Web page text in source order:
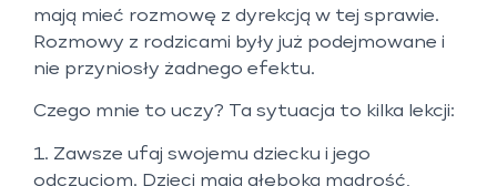
mają mieć rozmowę z dyrekcją w tej sprawie.
Rozmowy z rodzicami były już podejmowane i
nie przyniosły żadnego efektu.
Czego mnie to uczy? Ta sytuacja to kilka lekcji:
1. Zawsze ufaj swojemu dziecku i jego
odczuciom. Dzieci mają głęboką mądrość,